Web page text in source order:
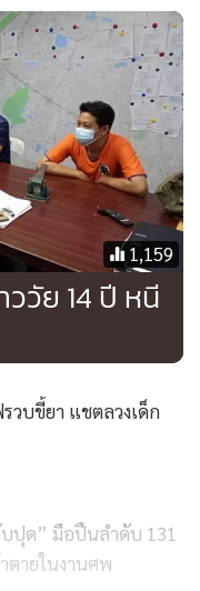
พื่อนรุ่นราวคราว
ภายในบ้านพัก จากนั้น
กว่า 15 ปี ซึ่งเป็นแฟน
าที่บ้านพัก ก็ได้ชักชวน
ตน จนเด็กหญิงสาว
นกระทำชำเรา และยัง
ผู้ปกครองของผู้เสีย
องพัทยา เพื่อให้ดำเนิน
พฤติการณ์หลบหนีมา
มสถานที่ต่างๆ ตลอด
ตัวไว้ได้ นำตัวส่งให้
1,159
วัย 14 ปี หนี
วบขี้ยา แชตลวงเด็ก
ปุด” มือปืนลำดับ 131
ตายในงานศพ